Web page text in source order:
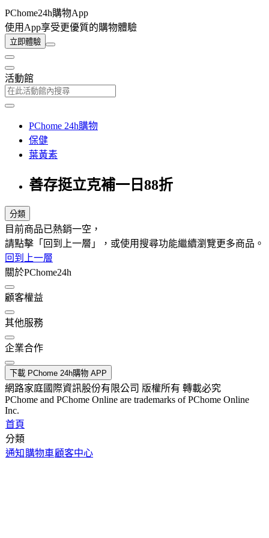
PChome24h購物App
使用App享受更優質的購物體驗
立即體驗
活動館
PChome 24h購物
保健
葉黃素
善存挺立克補一日88折
分類
目前商品已熱銷一空，
請點擊「回到上一層」，或使用搜尋功能繼續瀏覽更多商品。
回到上一層
關於PChome24h
顧客權益
其他服務
企業合作
下載 PChome 24h購物 APP
網路家庭國際資訊股份有限公司 版權所有 轉載必究
PChome and PChome Online are trademarks of PChome Online
Inc.
首頁
分類
通知 購物車顧客中心